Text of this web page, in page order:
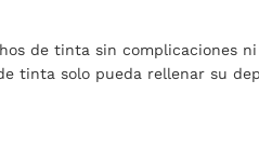
de tinta sin complicaciones
tinta solo pueda rellenar su